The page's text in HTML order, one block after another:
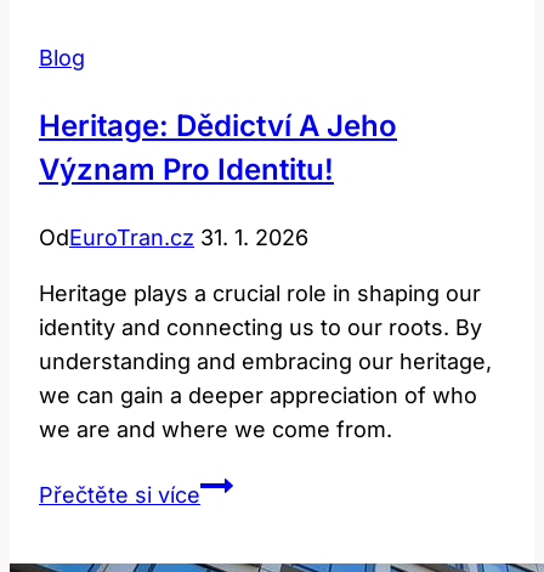
Blog
Heritage: Dědictví A Jeho
Význam Pro Identitu!
OdEuroTran.cz 31. 1. 2026
Heritage plays a crucial role in shaping our
identity and connecting us to our roots. By
understanding and embracing our heritage,
we can gain a deeper appreciation of who
we are and where we come from.
Přečtěte si víceHeritage: